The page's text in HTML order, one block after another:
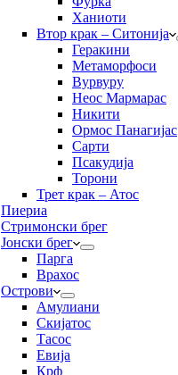
Ханиоти
Втор крак – Ситонија
Геракини
Метаморфоси
Вурвуру
Неос Мармарас
Никити
Ормос Панагијас
Сарти
Псакудија
Торони
Трет крак – Атос
Пиериа
Стримонски брег
Јонски брег
Парга
Врахос
Острови
Амулиани
Скијатос
Тасос
Евија
Крф